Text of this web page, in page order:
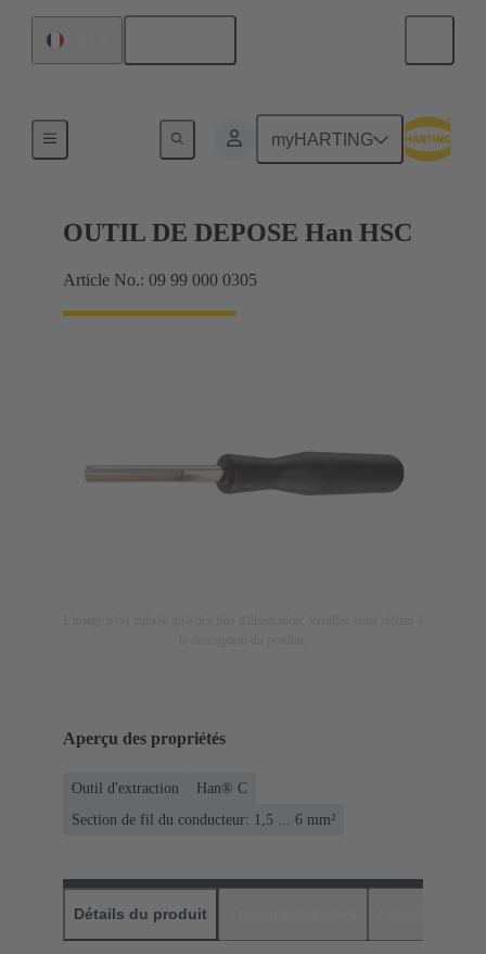
myHARTING
Outils d'extraction
OUTIL DE DEPOSE Han HSC
Article No.: 09 99 000 0305
Aperçu des propriétés
Outil d'extraction
Han® C
Section de fil du conducteur: 1,5 ... 6 mm²
Détails du produit